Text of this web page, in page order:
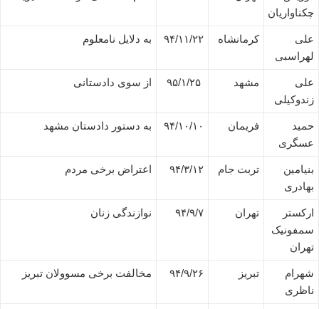
چکناواریان
علی
لهراسبی
کرمانشاه ۹۴/۱۱/۲۲ به دلایل نامعلوم
علی
زندوکیلی
مشهد از سوی دادستانی
حمید
عسگری
فریمان ۹۴/۱۰/۱۰ به دستور دادستان مشهد
بنیامین
بهادری
تربت جام ۹۴/۳/۱۲ اعتراض برخی مردم
ارکستر
سمفونیک
تهران
تهران ۹۴/۹/۷ نوازندگی زنان
شهرام
ناظری
تبریز ۹۴/۹/۲۶ مخالفت برخی مسوولان تبریز